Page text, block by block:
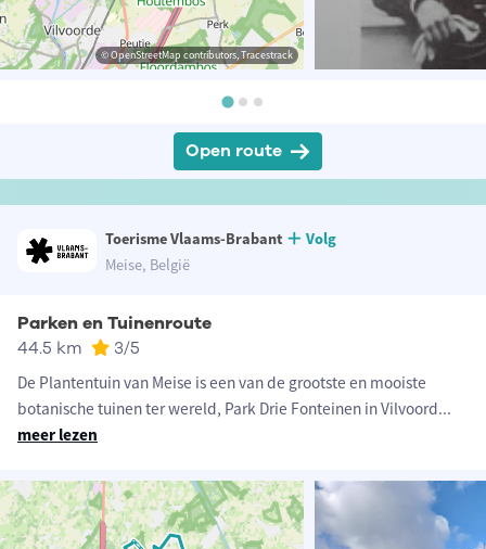
© OpenStreetMap contributors, Tracestrack
Open route
Toerisme Vlaams-Brabant
Volg
Meise, België
Parken en Tuinenroute
44.5 km 3/5
De Plantentuin van Meise is een van de grootste en mooiste
botanische tuinen ter wereld, Park Drie Fonteinen in Vilvoord...
meer lezen